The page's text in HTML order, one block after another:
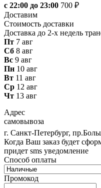
с 22:00 до 23:00 700 ₽
Доставим
Стоимость доставки
Доставка до 2-х недель
Пт 7 авг
Сб 8 авг
Вс 9 авг
Пн 10 авг
Вт 11 авг
Ср 12 авг
Чт 13 авг
Адрес
самовывоза
г. Санкт-Петербург,
Когда Ваш заказ будет
придет sms уведомление
Способ оплаты
Промокод